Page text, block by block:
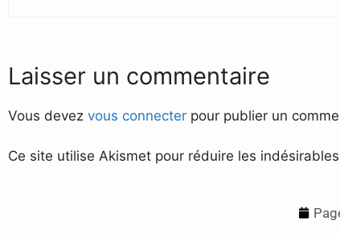
Laisser un commentaire
Vous devez vous connecter pour publier un
Ce site utilise Akismet pour réduire les